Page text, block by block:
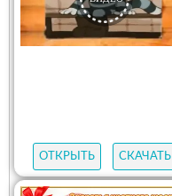
ОТКРЫТЬ СКАЧАТЬ